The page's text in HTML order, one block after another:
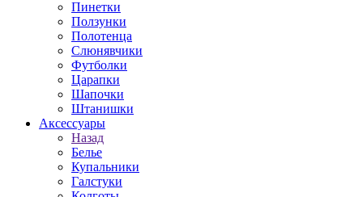
Пинетки
Ползунки
Полотенца
Слюнявчики
Футболки
Царапки
Шапочки
Штанишки
Аксессуары
Назад
Белье
Купальники
Галстуки